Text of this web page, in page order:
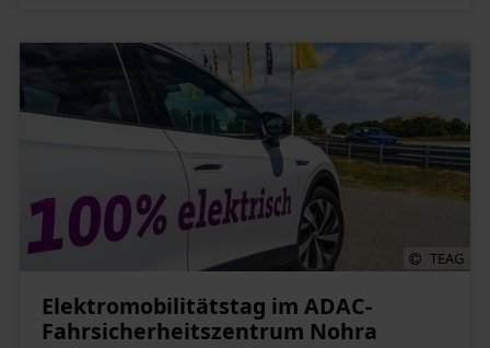
TEAG
Elektromobilitätstag im ADAC-
Fahrsicherheitszentrum Nohra